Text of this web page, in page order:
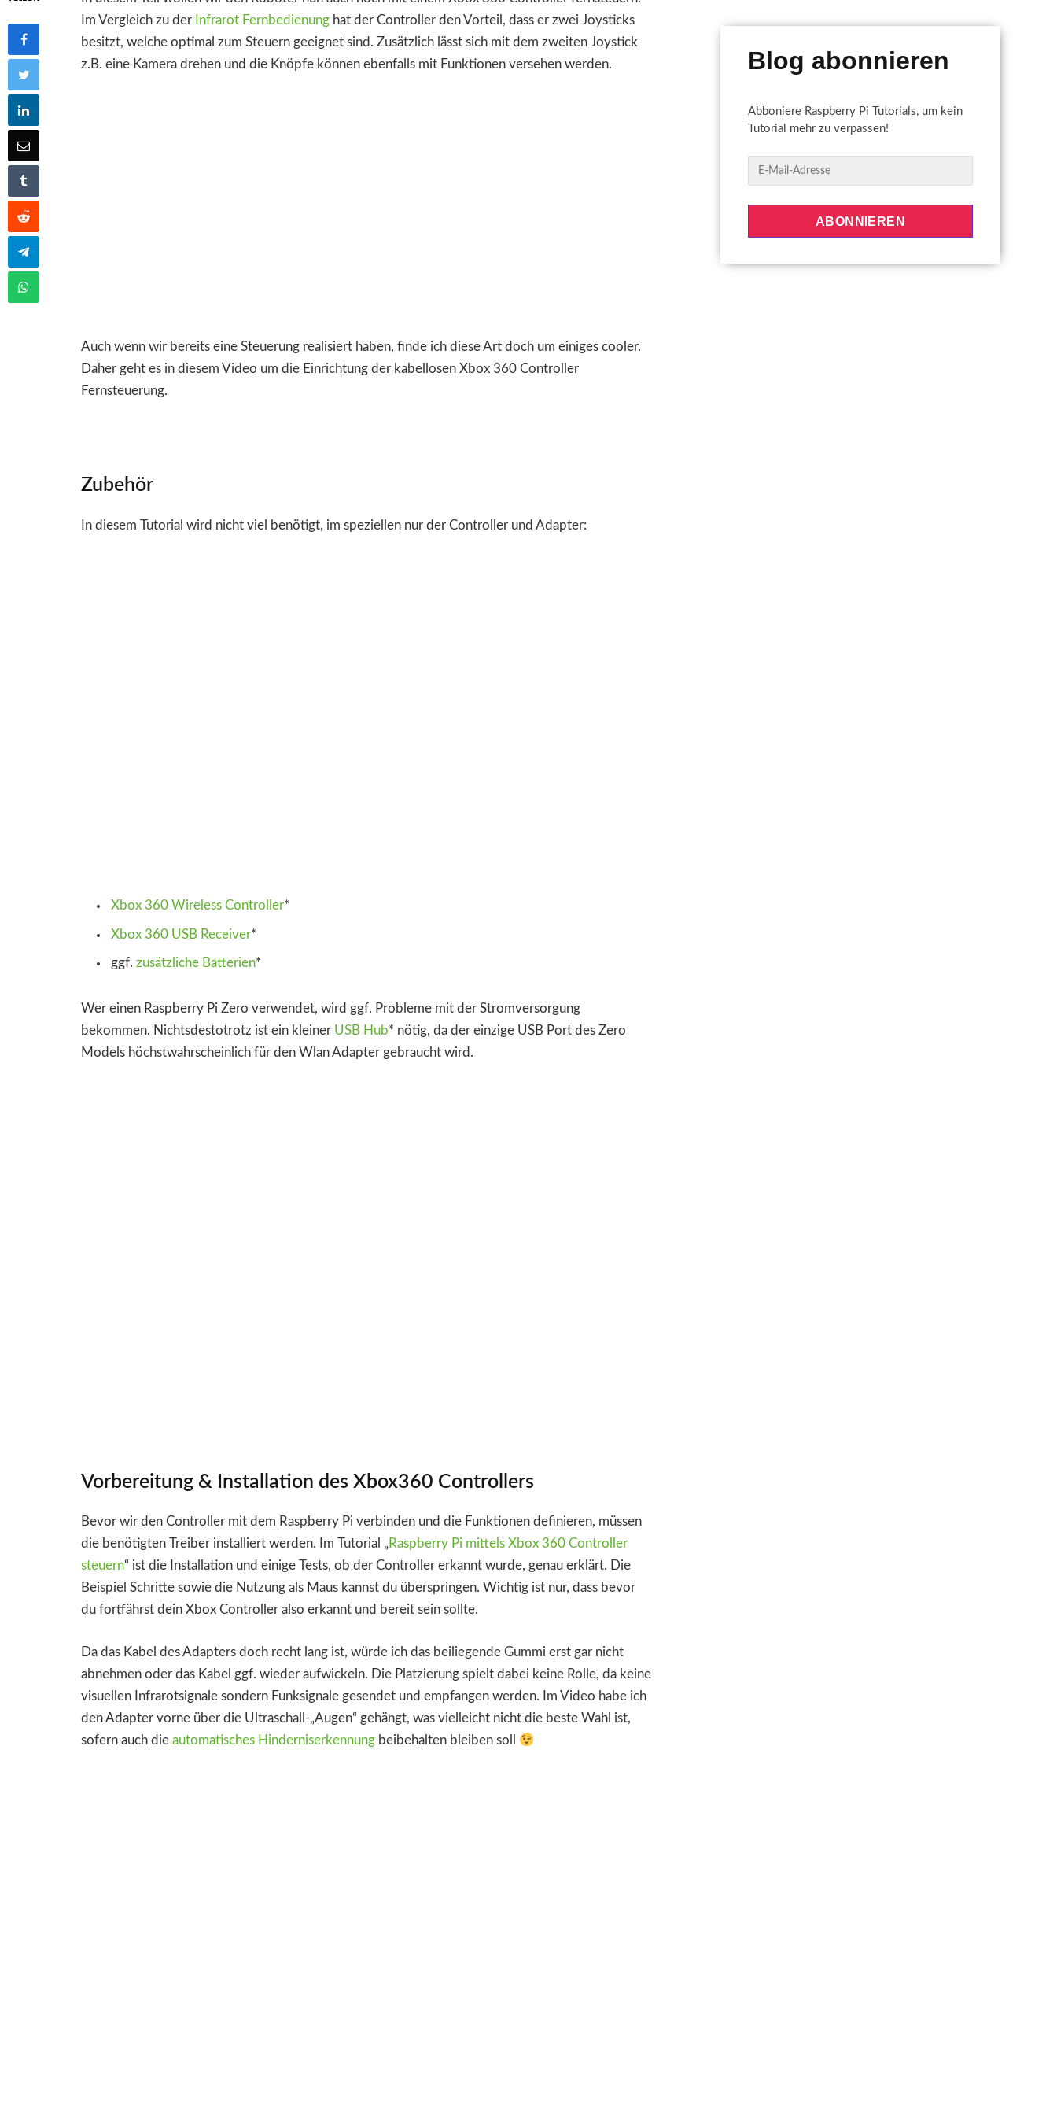
Im Vergleich zu der
Infrarot Fernbedienung hat der Controller den Vorteil, dass er zwei Joysticks
besitzt, welche optimal zum Steuern geeignet sind. Zusätzlich lässt sich mit dem zweiten Joystick
z.B. eine Kamera drehen und die Knöpfe können ebenfalls mit Funktionen versehen werden.
Auch wenn wir bereits eine Steuerung realisiert haben, finde ich diese Art doch um einiges cooler.
Daher geht es in diesem Video um die Einrichtung der kabellosen Xbox 360 Controller
Fernsteuerung.
Zubehör
In diesem Tutorial wird nicht viel benötigt, im speziellen nur der Controller und Adapter:
Xbox 360 Wireless Controller*
Xbox 360 USB Receiver*
ggf. zusätzliche Batterien*
Wer einen Raspberry Pi Zero verwendet, wird ggf. Probleme mit der Stromversorgung
bekommen. Nichtsdestotrotz ist ein kleiner USB Hub* nötig, da der einzige USB Port des Zero
Models höchstwahrscheinlich für den Wlan Adapter gebraucht wird.
Vorbereitung & Installation des Xbox360 Controllers
Bevor wir den Controller mit dem Raspberry Pi verbinden und die Funktionen definieren, müssen
die benötigten Treiber installiert werden. Im Tutorial „Raspberry Pi mittels Xbox 360 Controller
steuern“ ist die Installation und einige Tests, ob der Controller erkannt wurde, genau erklärt. Die
Beispiel Schritte sowie die Nutzung als Maus kannst du überspringen. Wichtig ist nur, dass bevor
du fortfährst dein Xbox Controller also erkannt und bereit sein sollte.
Da das Kabel des Adapters doch recht lang ist, würde ich das beiliegende Gummi erst gar nicht
abnehmen oder das Kabel ggf. wieder aufwickeln. Die Platzierung spielt dabei keine Rolle, da keine
visuellen Infrarotsignale sondern Funksignale gesendet und empfangen werden. Im Video habe ich
den Adapter vorne über die Ultraschall-„Augen“ gehängt, was vielleicht nicht die beste Wahl ist,
sofern auch die automatisches Hinderniserkennung beibehalten bleiben soll
Blog abonnieren
Abboniere Raspberry Pi Tutorials, um kein
Tutorial mehr zu verpassen!
-
ABONNIEREN